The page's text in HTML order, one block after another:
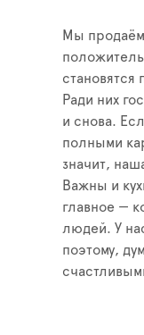
Мы
Ради них
и снова.
полными
значит,
Важны и
главное —
людей. У
поэтому,